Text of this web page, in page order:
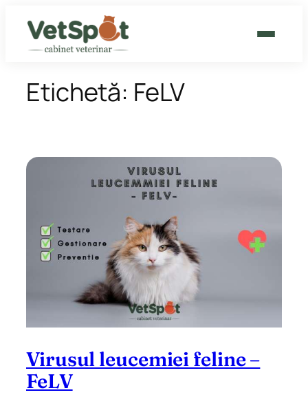
conținut
PROGRAMEAZĂ
Etichetă: FeLV
Virusul leucemiei feline –
FeLV